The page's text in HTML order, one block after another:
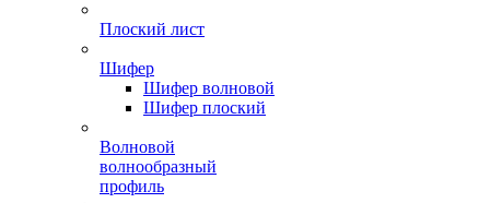
Плоский лист
Шифер
Шифер волновой
Шифер плоский
Волновой
волнообразный
профиль